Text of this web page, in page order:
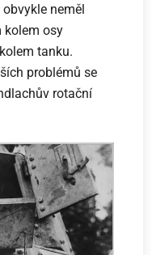
neměl
kolem osy
tanku.
problémů se
rotační